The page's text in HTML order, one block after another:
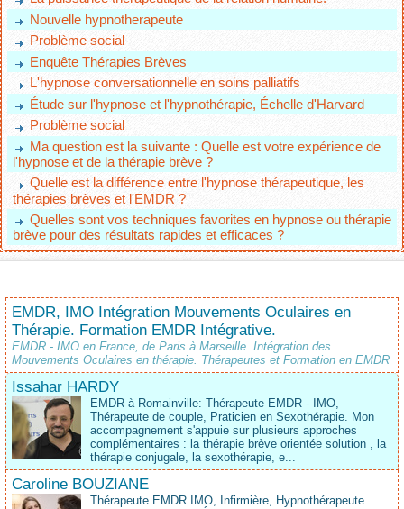
Nouvelle hypnotherapeute
Problème social
Enquête Thérapies Brèves
L'hypnose conversationnelle en soins palliatifs
Étude sur l'hypnose et l'hypnothérapie, Échelle d'Harvard
Problème social
Ma question est la suivante : Quelle est votre expérience de
l'hypnose et de la thérapie brève ?
Quelle est la différence entre l'hypnose thérapeutique, les
thérapies brèves et l'EMDR ?
Quelles sont vos techniques favorites en hypnose ou thérapie
brève pour des résultats rapides et efficaces ?
EMDR, IMO Intégration Mouvements Oculaires en
Thérapie. Formation EMDR Intégrative.
EMDR - IMO en France, de Paris à Marseille. Intégration des
Mouvements Oculaires en thérapie. Thérapeutes et Formation en EMDR
Issahar HARDY
EMDR à Romainville: Thérapeute EMDR - IMO,
Thérapeute de couple, Praticien en Sexothérapie. Mon
accompagnement s'appuie sur plusieurs approches
complémentaires : la thérapie brève orientée solution , la
thérapie conjugale, la sexothérapie, e...
Caroline BOUZIANE
Thérapeute EMDR IMO, Infirmière, Hypnothérapeute.